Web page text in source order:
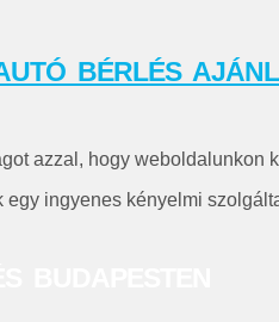
BÉRLÉS
azzal, hogy weboldalunkon
egy ingyenes kényelmi